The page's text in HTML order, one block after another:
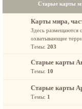
Старые карты
Карты мира,
Здесь размещаются
охватывающие
Темы: 203
Старые карты
Темы: 10
Старые карты
Темы: 1